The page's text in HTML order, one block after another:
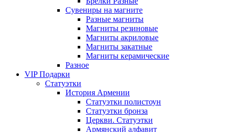
Сувениры на магните
Разные магниты
Магниты резиновые
Магниты акриловые
Магниты закатные
Магниты керамические
Разное
VIP Подарки
Статуэтки
История Армении
Статуэтки полистоун
Статуэтки бронза
Церкви. Статуэтки
Армянский алфавит